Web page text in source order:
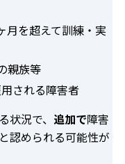
月を超えて訓練・実
親族等
される障害者
況で、 追加で障害
認められる可能性が